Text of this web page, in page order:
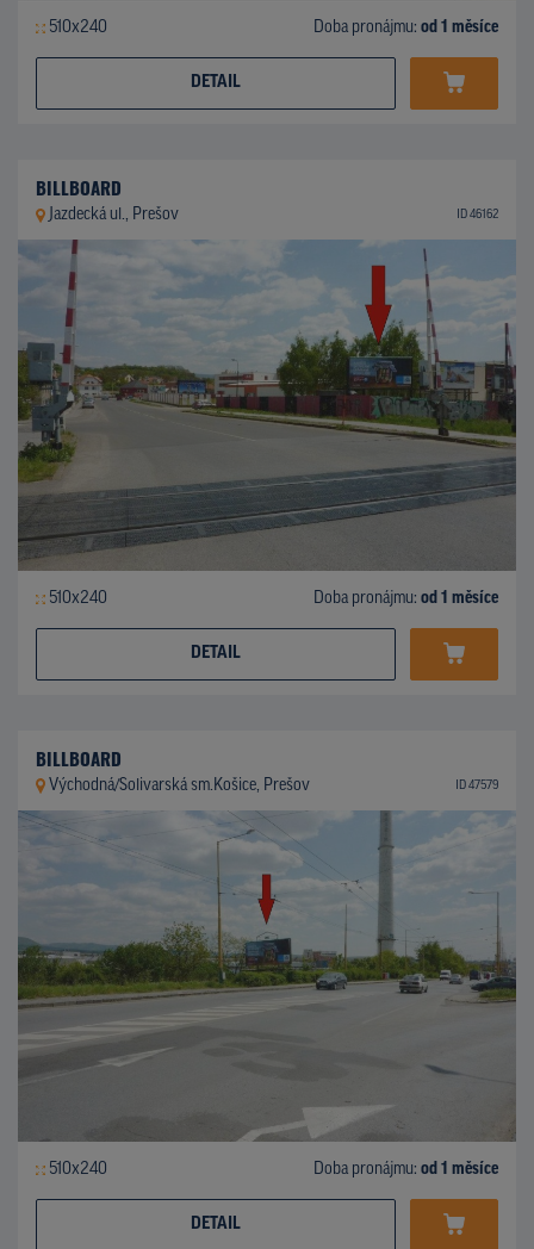
510x240 Doba pronájmu: od 1 měsíce
DETAIL
BILLBOARD
Jazdecká ul., Prešov ID 46162
510x240 Doba pronájmu: od 1 měsíce
DETAIL
BILLBOARD
Východná/Solivarská sm.Košice, Prešov ID 47579
510x240 Doba pronájmu: od 1 měsíce
DETAIL